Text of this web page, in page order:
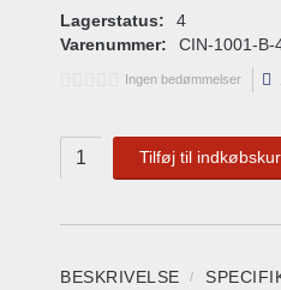
Lagerstatus:
4
Varenummer:
CIN-1001-B-
Ingen bedømmelser
Tilføj til
BESKRIVELSE